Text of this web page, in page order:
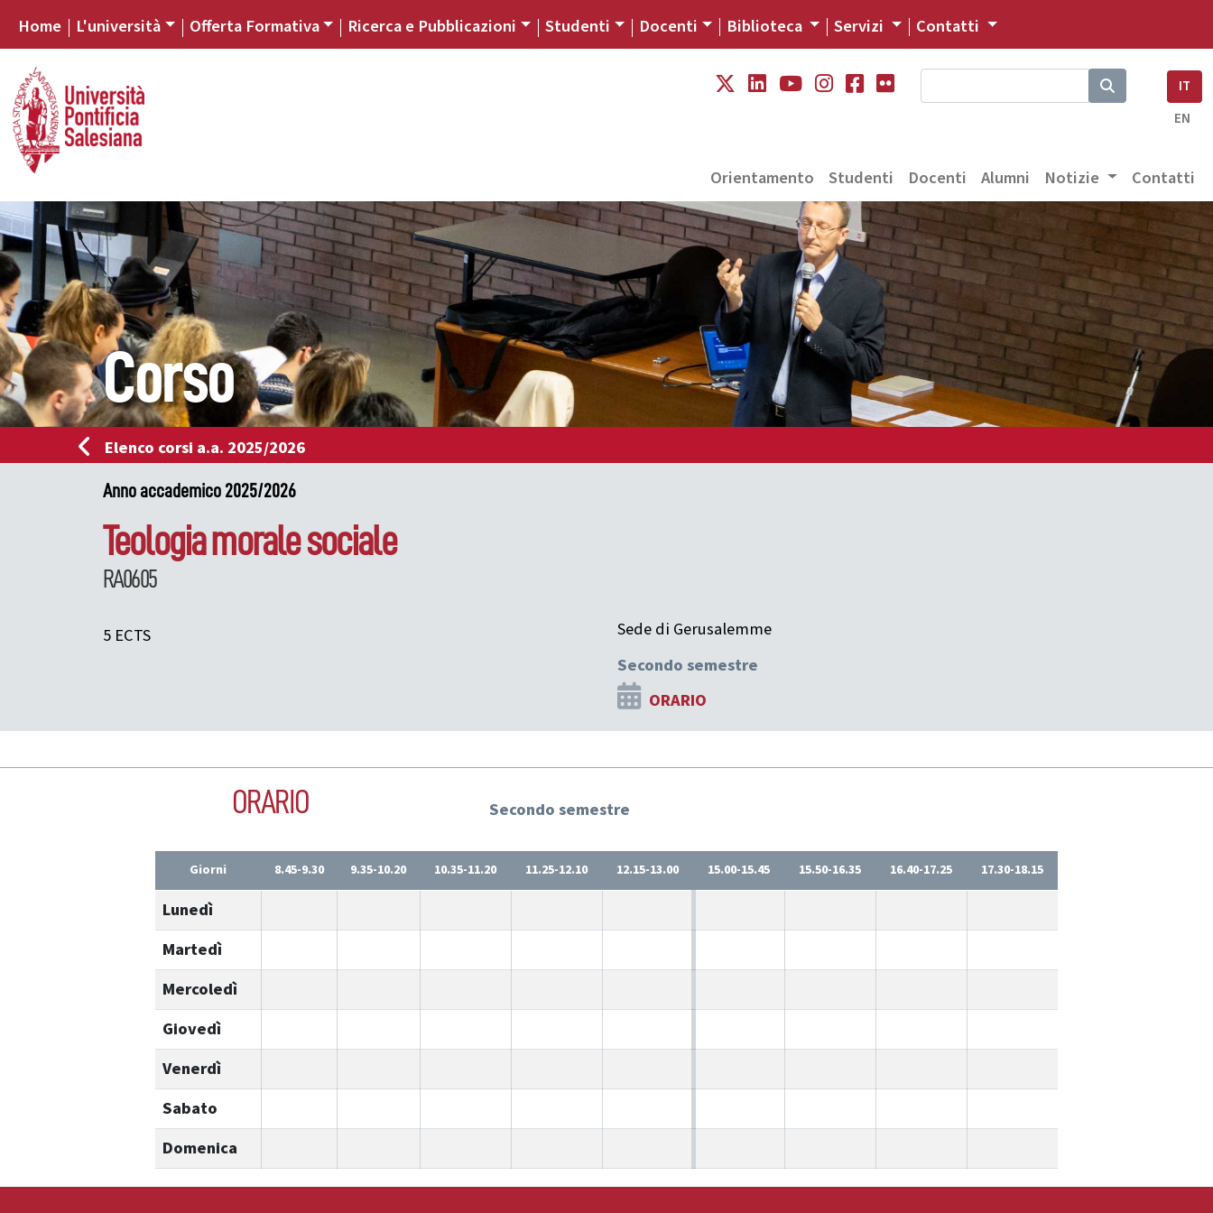
Home L'università Offerta Formativa Ricerca e Pubblicazioni Studenti Docenti Biblioteca Servizi Contatti
IT
EN
Orientamento Studenti Docenti Alumni Notizie Contatti
Corso
Elenco corsi a.a. 2025/2026
Anno accademico 2025/2026
Teologia morale sociale
RA0605
5 ECTS
Sede di Gerusalemme
Secondo semestre
ORARIO
ORARIO Secondo semestre
Giorni 8.45-9.30 9.35-10.20 10.35-11.20 11.25-12.10 12.15-13.00 15.00-15.45 15.50-16.35 16.40-17.25 17.30-18.15
Lunedì
Martedì
Mercoledì
Giovedì
Venerdì
Sabato
Domenica